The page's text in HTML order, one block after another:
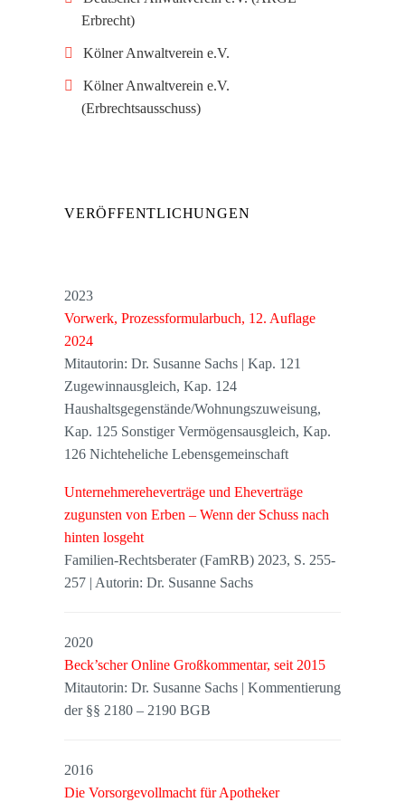
Erbrecht)
Kölner Anwaltverein e.V.
Kölner Anwaltverein e.V.
(Erbrechtsausschuss)
VERÖFFENTLICHUNGEN
2023
Vorwerk, Prozessformularbuch, 12. Auflage
2024
Mitautorin: Dr. Susanne Sachs | Kap. 121
Zugewinnausgleich, Kap. 124
Haushaltsgegenstände/Wohnungszuweisung,
Kap. 125 Sonstiger Vermögensausgleich, Kap.
126 Nichteheliche Lebensgemeinschaft
Unternehmereheverträge und Eheverträge
zugunsten von Erben – Wenn der Schuss nach
hinten losgeht
Familien-Rechtsberater (FamRB) 2023, S. 255-
257 | Autorin: Dr. Susanne Sachs
2020
Beck’scher Online Großkommentar, seit 2015
Mitautorin: Dr. Susanne Sachs | Kommentierung
der §§ 2180 – 2190 BGB
2016
Die Vorsorgevollmacht für Apotheker